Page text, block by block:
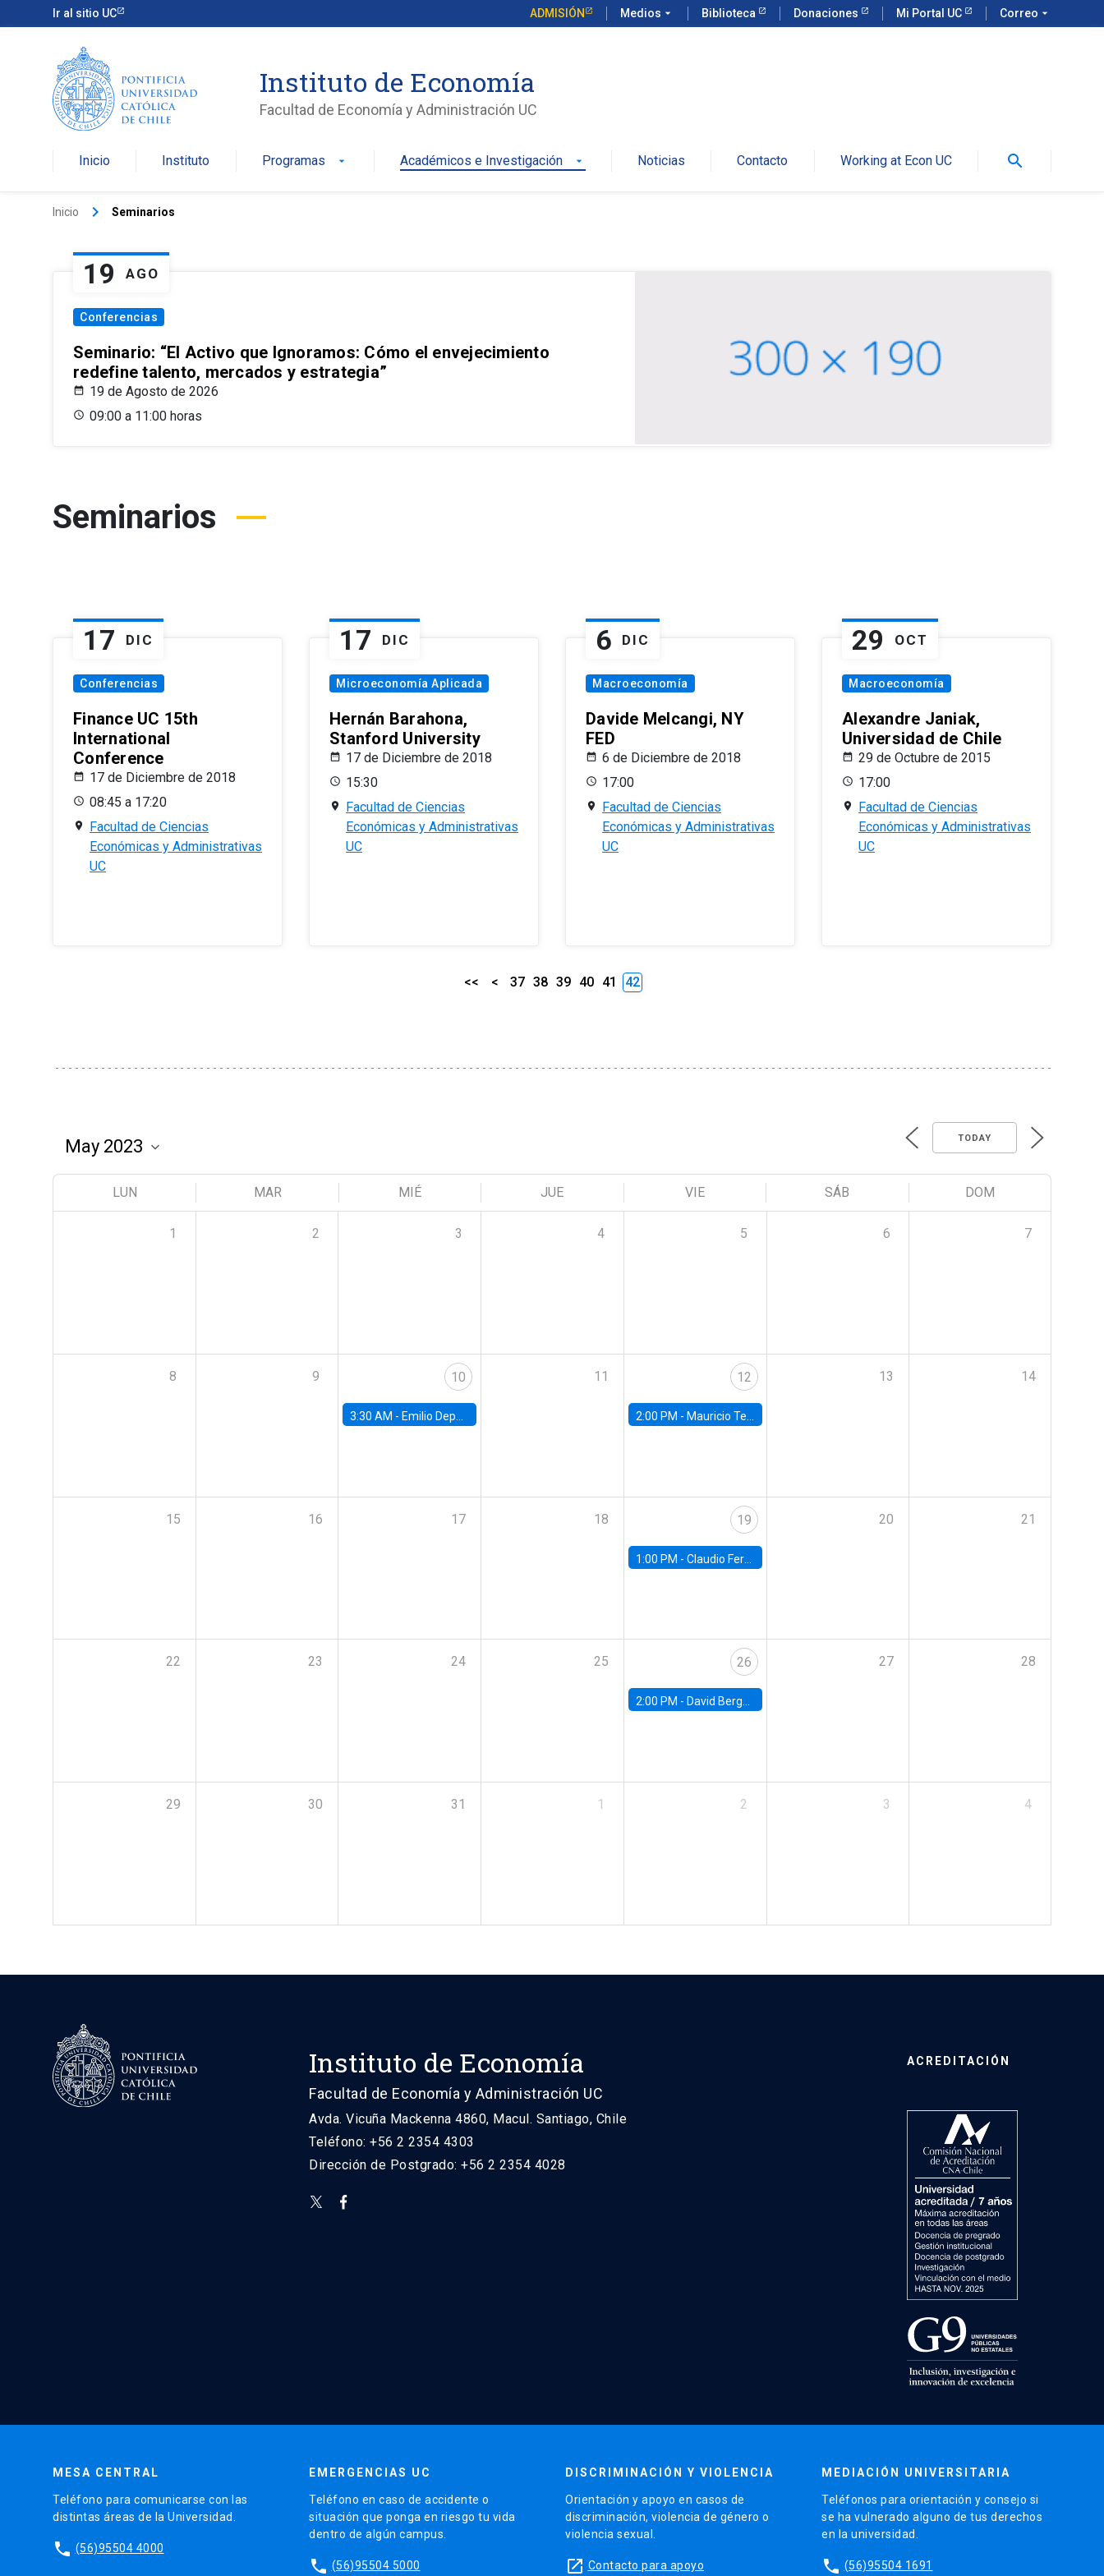
Ir al sitio UC ADMISIÓN Medios arrow_drop_down Biblioteca Donaciones Mi Portal UC Correo arrow_drop_down
Instituto de Economía
Facultad de Economía y Administración UC
Inicio Instituto Programas arrow_drop_down Académicos e Investigación arrow_drop_down Noticias Contacto Working at Econ UC search
Inicio keyboard_arrow_right Seminarios
19 AGO
Conferencias
Seminario: “El Activo que Ignoramos: Cómo el envejecimiento
redefine talento, mercados y estrategia”
19 de Agosto de 2026
09:00 a 11:00 horas
Seminarios
17 DIC
Conferencias
Finance UC 15th
International
Conference
17 de Diciembre de 2018
08:45 a 17:20
Facultad de Ciencias
Económicas y Administrativas
UC
17 DIC
Microeconomía Aplicada
Hernán Barahona,
Stanford University
17 de Diciembre de 2018
15:30
Facultad de Ciencias
Económicas y Administrativas
UC
6 DIC
Macroeconomía
Davide Melcangi, NY
FED
6 de Diciembre de 2018
17:00
Facultad de Ciencias
Económicas y Administrativas
UC
29 OCT
Macroeconomía
Alexandre Janiak,
Universidad de Chile
29 de Octubre de 2015
17:00
Facultad de Ciencias
Económicas y Administrativas
UC
<< < 37 38 39 40 41 42
TODAY
LUN MAR MIÉ JUE VIE SÁB DOM
1 2 3 4 5 6 7
8 9 10
3:30 AM - Emilio Depetris-Chauvín, Universidad Católica
11 12
2:00 PM - Mauricio Tejada, UDP
13 14
15 16 17 18 19
1:00 PM - Claudio Ferraz, British Columbia
20 21
22 23 24 25 26
2:00 PM - David Berger, Duke
27 28
29 30 31 1 2 3 4
Instituto de Economía
Facultad de Economía y Administración UC
Avda. Vicuña Mackenna 4860, Macul. Santiago, Chile
Teléfono: +56 2 2354 4303
Dirección de Postgrado: +56 2 2354 4028
ACREDITACIÓN
MESA CENTRAL
Teléfono para comunicarse con las
distintas áreas de la Universidad.
phone (56)95504 4000
EMERGENCIAS UC
Teléfono en caso de accidente o
situación que ponga en riesgo tu vida
dentro de algún campus.
phone (56)95504 5000
DISCRIMINACIÓN Y VIOLENCIA
Orientación y apoyo en casos de
discriminación, violencia de género o
violencia sexual.
launch Contacto para apoyo
MEDIACIÓN UNIVERSITARIA
Teléfonos para orientación y consejo si
se ha vulnerado alguno de tus derechos
en la universidad.
phone (56)95504 1691